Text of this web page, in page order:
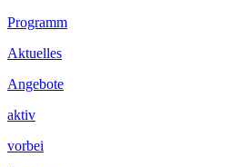
Footer
Inhalt
Programm
Aktuelles
Angebote
aktiv
vorbei